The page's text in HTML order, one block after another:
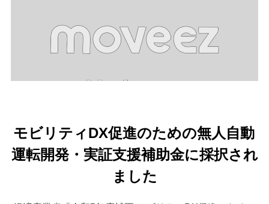
モビリティDX促進のための無人自動
運転開発・実証支援補助金に採択され
ました